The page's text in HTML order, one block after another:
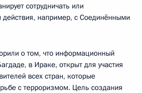
сотрудничать или
действия, например, с Соединёнными
о том, что информационный
в Ираке, открыт для участия
всех стран, которые
с терроризмом. Цель создания